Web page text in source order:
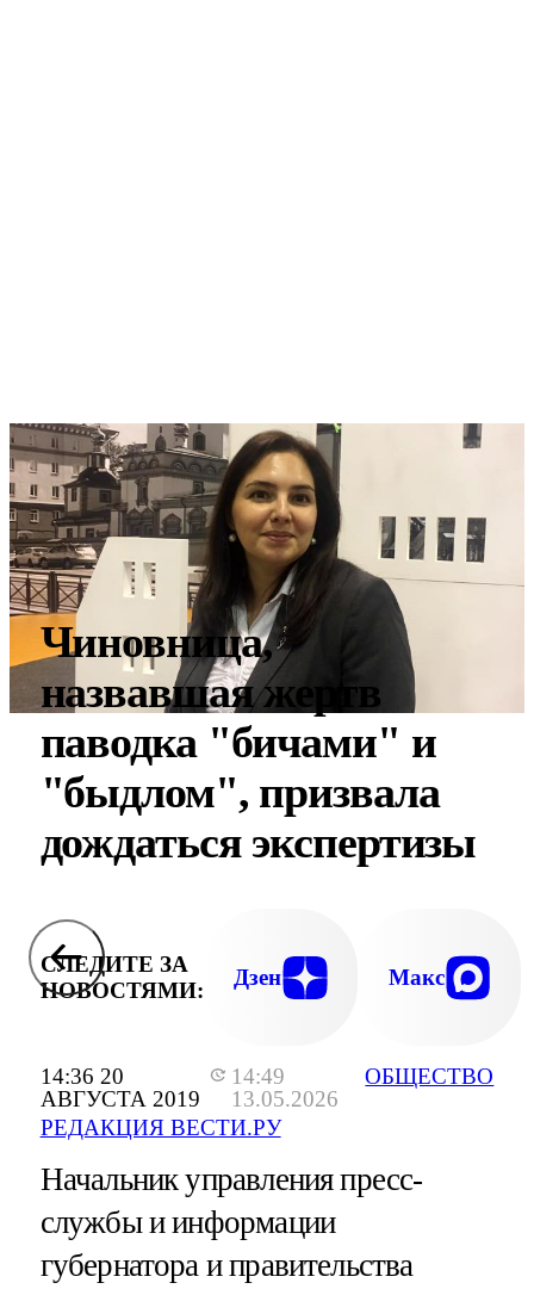
14:36 20
АВГУСТА 2019
14:49
13.05.2026
РЕДАКЦИЯ ВЕСТИ.РУ
ОБЩЕСТВО
Чиновница,
назвавшая жертв
паводка "бичами" и
"быдлом", призвала
дождаться экспертизы
СЛЕДИТЕ ЗА
НОВОСТЯМИ:
Дзен Макс
Начальник управления пресс-
службы и информации
губернатора и правительства